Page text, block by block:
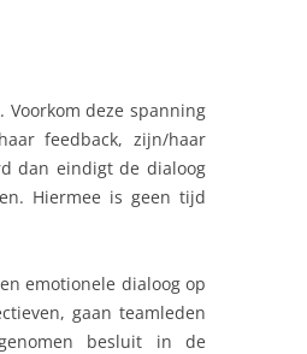
Voorkom deze spanning
feedback, zijn/haar
dan eindigt de dialoog
Hiermee is geen tijd
emotionele dialoog op
gaan teamleden
besluit in de